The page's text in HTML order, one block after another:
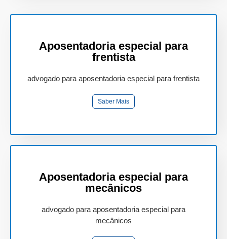
Aposentadoria especial para
frentista
advogado para aposentadoria especial para frentista
Saber Mais
Aposentadoria especial para
mecânicos
advogado para aposentadoria especial para
mecânicos